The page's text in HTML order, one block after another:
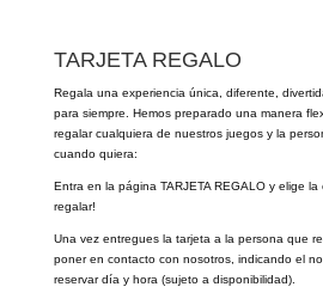
TARJETA REGALO
Regala una experiencia única, diferente,
para siempre. Hemos preparado una manera
regalar cualquiera de nuestros juegos y la
cuando quiera:
Entra en la página TARJETA REGALOy elige la
regalar!
Una vez entregues la tarjeta a la persona que
poner en contacto con nosotros, indicando el
reservar día y hora (sujeto a disponibilidad).